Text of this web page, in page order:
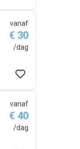
vanaf
€ 30
/dag
vanaf
€ 40
/dag